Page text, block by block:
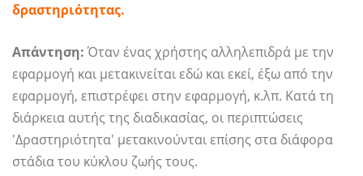
δραστηριότητας.
Απάντηση: Όταν ένας χρήστης αλληλεπιδρά με την
εφαρμογή και μετακινείται εδώ και εκεί, έξω από την
εφαρμογή, επιστρέφει στην εφαρμογή, κ.λπ. Κατά τη
διάρκεια αυτής της διαδικασίας, οι περιπτώσεις
'Δραστηριότητα' μετακινούνται επίσης στα διάφορα
στάδια του κύκλου ζωής τους.